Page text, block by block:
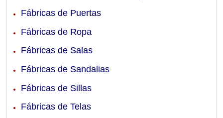
Fábricas de Puertas
Fábricas de Ropa
Fábricas de Salas
Fábricas de Sandalias
Fábricas de Sillas
Fábricas de Telas